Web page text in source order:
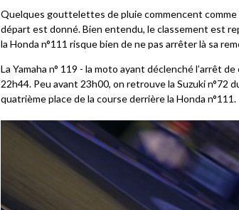
Quelques gouttelettes de pluie commencent
départ est donné. Bien entendu, le classement est
la Honda n°111 risque bien de ne pas arrêter là sa
La Yamaha n° 119 - la moto ayant déclenché l’arrêt
22h44. Peu avant 23h00, on retrouve la Suzuki n°72
quatrième place de la course derrière la Honda n°111.